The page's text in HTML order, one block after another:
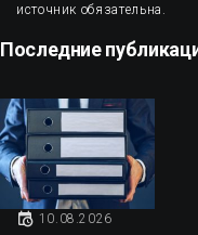
источник обязательна.
Последние
10.08.2026